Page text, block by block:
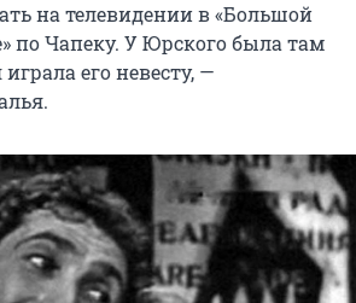
на телевидении в «Большой
по Чапеку. У Юрского была там
его невесту, —